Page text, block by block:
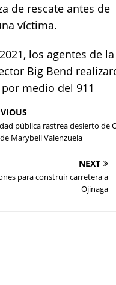
de rescate antes de
víctima.
los agentes de
Big Bend
medio del 911
pública rastrea desierto de
Marybell Valenzuela
NEXT
para construir carretera a
Ojinaga